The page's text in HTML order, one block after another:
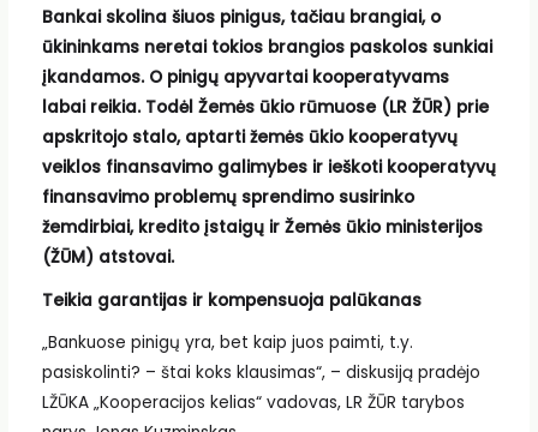
Bankai skolina šiuos pinigus, tačiau brangiai, o
ūkininkams neretai tokios brangios paskolos sunkiai
įkandamos. O pinigų apyvartai kooperatyvams
labai reikia. Todėl Žemės ūkio rūmuose (LR ŽŪR) prie
apskritojo stalo, aptarti žemės ūkio kooperatyvų
veiklos finansavimo galimybes ir ieškoti kooperatyvų
finansavimo problemų sprendimo susirinko
žemdirbiai, kredito įstaigų ir Žemės ūkio ministerijos
(ŽŪM) atstovai.
Teikia garantijas ir kompensuoja palūkanas
„Bankuose pinigų yra, bet kaip juos paimti, t.y.
pasiskolinti? – štai koks klausimas“, – diskusiją pradėjo
LŽŪKA „Kooperacijos kelias“ vadovas, LR ŽŪR tarybos